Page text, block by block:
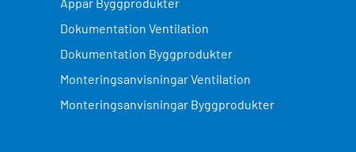
Dokumentation Ventilation
Dokumentation Byggprodukter
Monteringsanvisningar Ventilation
Monteringsanvisningar Byggprodukter